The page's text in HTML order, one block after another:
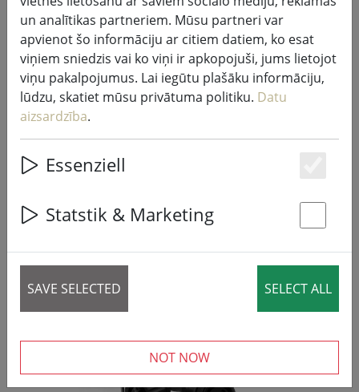
Sirius Tech-Line pasaku gaismas
padeves kabelis Start 230V 1,5 m
melns
un analītikas partneriem. Mūsu partneri var
apvienot šo informāciju ar citiem datiem, ko esat
viņiem sniedzis vai ko viņi ir apkopojuši, jums lietojot
viņu pakalpojumus. Lai iegūtu plašāku informāciju,
lūdzu, skatiet mūsu privātuma politiku. Datu
aizsardzība.
Essenziell
Statstik & Marketing
SAVE SELECTED SELECT ALL
NOT NOW